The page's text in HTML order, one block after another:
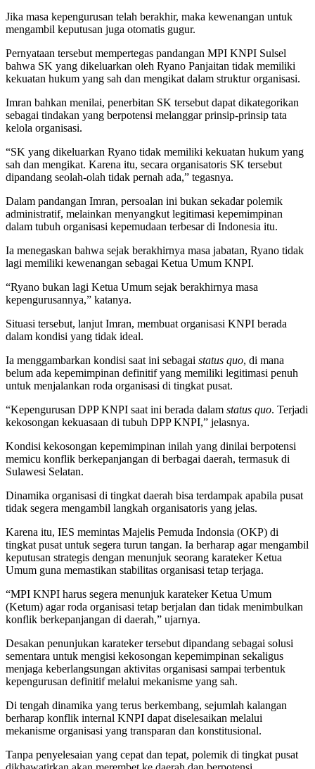
Jika masa kepengurusan telah berakhir, maka kewenangan untuk
mengambil keputusan juga otomatis gugur.
Pernyataan tersebut mempertegas pandangan MPI KNPI Sulsel
bahwa SK yang dikeluarkan oleh Ryano Panjaitan tidak memiliki
kekuatan hukum yang sah dan mengikat dalam struktur organisasi.
Imran bahkan menilai, penerbitan SK tersebut dapat dikategorikan
sebagai tindakan yang berpotensi melanggar prinsip-prinsip tata
kelola organisasi.
“SK yang dikeluarkan Ryano tidak memiliki kekuatan hukum yang
sah dan mengikat. Karena itu, secara organisatoris SK tersebut
dipandang seolah-olah tidak pernah ada,” tegasnya.
Dalam pandangan Imran, persoalan ini bukan sekadar polemik
administratif, melainkan menyangkut legitimasi kepemimpinan
dalam tubuh organisasi kepemudaan terbesar di Indonesia itu.
Ia menegaskan bahwa sejak berakhirnya masa jabatan, Ryano tidak
lagi memiliki kewenangan sebagai Ketua Umum KNPI.
“Ryano bukan lagi Ketua Umum sejak berakhirnya masa
kepengurusannya,” katanya.
Situasi tersebut, lanjut Imran, membuat organisasi KNPI berada
dalam kondisi yang tidak ideal.
Ia menggambarkan kondisi saat ini sebagai status quo, di mana
belum ada kepemimpinan definitif yang memiliki legitimasi penuh
untuk menjalankan roda organisasi di tingkat pusat.
“Kepengurusan DPP KNPI saat ini berada dalam status quo. Terjadi
kekosongan kekuasaan di tubuh DPP KNPI,” jelasnya.
Kondisi kekosongan kepemimpinan inilah yang dinilai berpotensi
memicu konflik berkepanjangan di berbagai daerah, termasuk di
Sulawesi Selatan.
Dinamika organisasi di tingkat daerah bisa terdampak apabila pusat
tidak segera mengambil langkah organisatoris yang jelas.
Karena itu, IES memintas Majelis Pemuda Indonsia (OKP) di
tingkat pusat untuk segera turun tangan. Ia berharap agar mengambil
keputusan strategis dengan menunjuk seorang karateker Ketua
Umum guna memastikan stabilitas organisasi tetap terjaga.
“MPI KNPI harus segera menunjuk karateker Ketua Umum
(Ketum) agar roda organisasi tetap berjalan dan tidak menimbulkan
konflik berkepanjangan di daerah,” ujarnya.
Desakan penunjukan karateker tersebut dipandang sebagai solusi
sementara untuk mengisi kekosongan kepemimpinan sekaligus
menjaga keberlangsungan aktivitas organisasi sampai terbentuk
kepengurusan definitif melalui mekanisme yang sah.
Di tengah dinamika yang terus berkembang, sejumlah kalangan
berharap konflik internal KNPI dapat diselesaikan melalui
mekanisme organisasi yang transparan dan konstitusional.
Tanpa penyelesaian yang cepat dan tepat, polemik di tingkat pusat